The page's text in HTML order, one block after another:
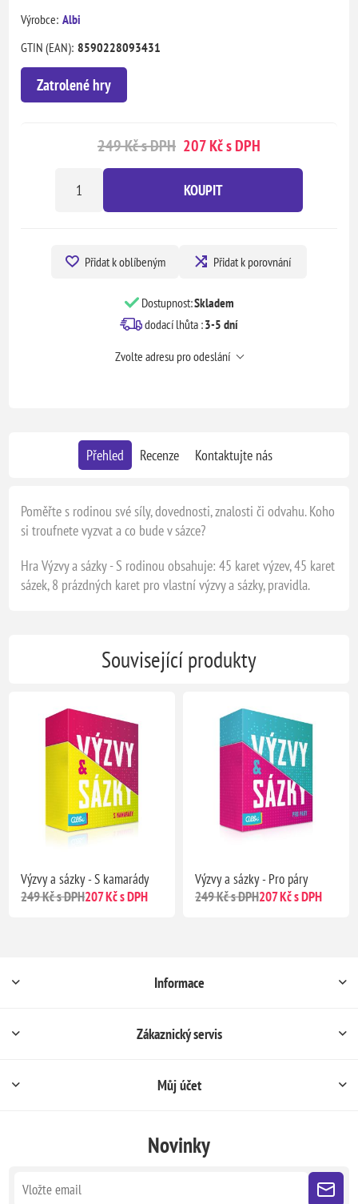
Výrobce: Albi
GTIN (EAN): 8590228093431
Zatrolené hry
249 Kč s DPH 207 Kč s DPH
KOUPIT
Přidat k oblíbeným Přidat k porovnání
Dostupnost:Skladem
dodací lhůta :3-5 dní
Zvolte adresu pro odeslání
Přehled Recenze Kontaktujte nás
Poměřte s rodinou své síly, dovednosti, znalosti či odvahu. Koho
si troufnete vyzvat a co bude v sázce?
Hra Výzvy a sázky - S rodinou obsahuje: 45 karet výzev, 45 karet
sázek, 8 prázdných karet pro vlastní výzvy a sázky, pravidla.
Související produkty
Výzvy a sázky - S kamarády
249 Kč s DPH207 Kč s DPH
Výzvy a sázky - Pro páry
249 Kč s DPH207 Kč s DPH
Informace
Zákaznický servis
Můj účet
Novinky